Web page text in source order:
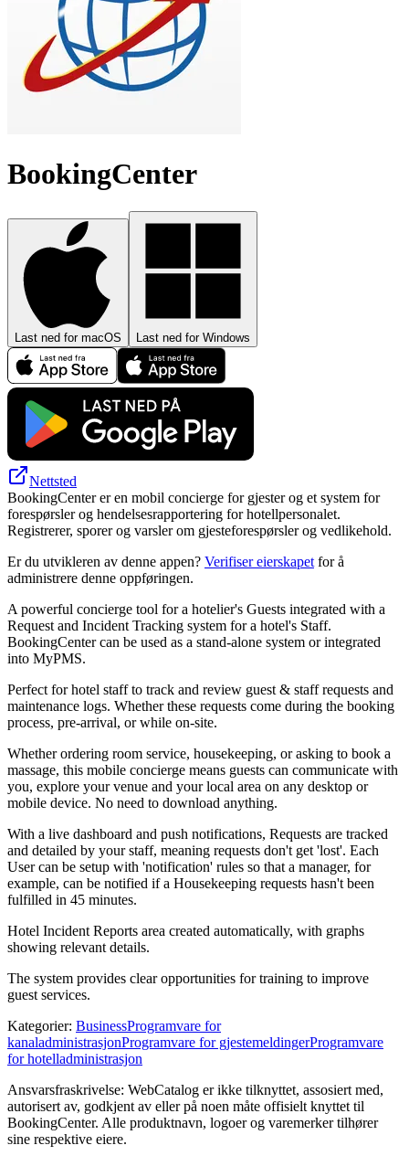
BookingCenter
Last ned for macOS Last ned for Windows
Nettsted
BookingCenter er en mobil concierge for gjester og et system for
forespørsler og hendelsesrapportering for hotellpersonalet.
Registrerer, sporer og varsler om gjesteforespørsler og vedlikehold.
Er du utvikleren av denne appen? Verifiser eierskapet for å
administrere denne oppføringen.
A powerful concierge tool for a hotelier's Guests integrated with a
Request and Incident Tracking system for a hotel's Staff.
BookingCenter can be used as a stand-alone system or integrated
into MyPMS.
Perfect for hotel staff to track and review guest & staff requests and
maintenance logs. Whether these requests come during the booking
process, pre-arrival, or while on-site.
Whether ordering room service, housekeeping, or asking to book a
massage, this mobile concierge means guests can communicate with
you, explore your venue and your local area on any desktop or
mobile device. No need to download anything.
With a live dashboard and push notifications, Requests are tracked
and detailed by your staff, meaning requests don't get 'lost'. Each
User can be setup with 'notification' rules so that a manager, for
example, can be notified if a Housekeeping requests hasn't been
fulfilled in 45 minutes.
Hotel Incident Reports area created automatically, with graphs
showing relevant details.
The system provides clear opportunities for training to improve
guest services.
Kategorier: BusinessProgramvare for
kanaladministrasjonProgramvare for gjestemeldingerProgramvare
for hotelladministrasjon
Ansvarsfraskrivelse: WebCatalog er ikke tilknyttet, assosiert med,
autorisert av, godkjent av eller på noen måte offisielt knyttet til
BookingCenter. Alle produktnavn, logoer og varemerker tilhører
sine respektive eiere.